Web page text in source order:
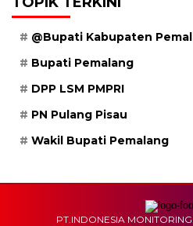
@Bupati Kabupaten
Bupati Pemalang
DPP LSM PMPRI
PN Pulang Pisau
Wakil Bupati Pemalang
PT.INDONESIA